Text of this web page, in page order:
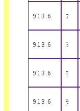
913.6 ﾌ
913.6 ﾐ
913.6 ﾓ
913.6 ﾓ